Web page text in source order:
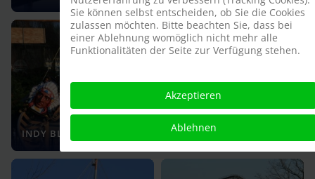
INDY BLITZ INDY BLITZ
Sie können selbst entscheiden, ob Sie die Cookies
zulassen möchten. Bitte beachten Sie, dass bei
einer Ablehnung womöglich nicht mehr alle
Funktionalitäten der Seite zur Verfügung stehen.
Akzeptieren
Ablehnen